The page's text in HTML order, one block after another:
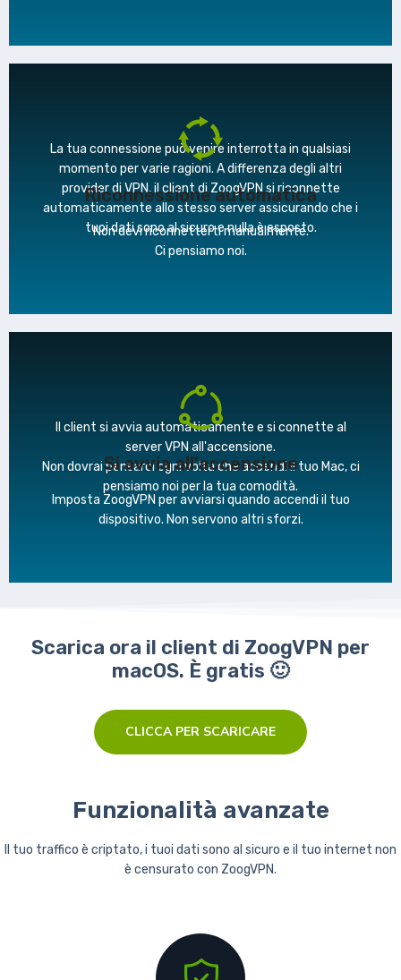
Riconnessione automatica
Non devi riconnetterti manualmente.
Ci pensiamo noi.
La tua connessione può venire interrotta in qualsiasi
momento per varie ragioni. A differenza degli altri
provider di VPN, il client di ZoogVPN si riconnette
automaticamente allo stesso server assicurando che i
tuoi dati sono al sicuro e nulla è esposto.
Si avvia all'accensione
Imposta ZoogVPN per avviarsi quando accendi il tuo
dispositivo. Non servono altri sforzi.
Il client si avvia automaticamente e si connette al
server VPN all'accensione.
Non dovrai pensarci ogni volta che accendi il tuo Mac, ci
pensiamo noi per la tua comodità.
Scarica ora il client di ZoogVPN per
macOS. È gratis 🙂
CLICCA PER SCARICARE
Funzionalità avanzate
Il tuo traffico è criptato, i tuoi dati sono al sicuro e il tuo internet non
è censurato con ZoogVPN.